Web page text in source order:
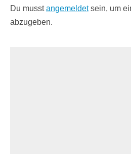
Du musstangemeldetsein, um
abzugeben.